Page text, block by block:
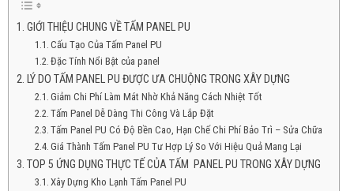
GIỚI THIỆU CHUNG VỀ TẤM PANEL PU
Cấu Tạo Của Tấm Panel PU
Đặc Tính Nổi Bật của panel
LÝ DO TẤM PANEL PU ĐƯỢC ƯA CHUỘNG TRONG XÂY DỰNG
Giảm Chi Phí Làm Mát Nhờ Khả Năng Cách Nhiệt Tốt
Tấm Panel Dễ Dàng Thi Công Và Lắp Đặt
Tấm Panel PU Có Độ Bền Cao, Hạn Chế Chi Phí Bảo Trì – Sửa Chữa
Giá Thành Tấm Panel PU Tư Hợp Lý So Với Hiệu Quả Mang Lại
TOP 5 ỨNG DỤNG THỰC TẾ CỦA TẤM PANEL PU TRONG XÂY DỰNG
Xây Dựng Kho Lạnh Tấm Panel PU